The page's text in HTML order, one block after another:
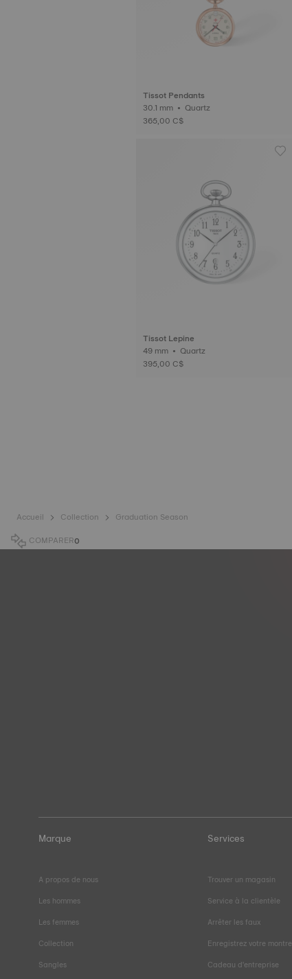
Tissot Pendants
30.1 mm • Quartz
365,00 C$
Tissot Lepine
49 mm • Quartz
395,00 C$
Accueil Collection
Graduation Season
COMPARER0
Marque
A propos de nous
Les hommes
Les femmes
Collection
Sangles
Services
Trouver un magasin
Service à la clientèle
Arrêter les faux
Enregistrez votre montre
Cadeau d'entreprise